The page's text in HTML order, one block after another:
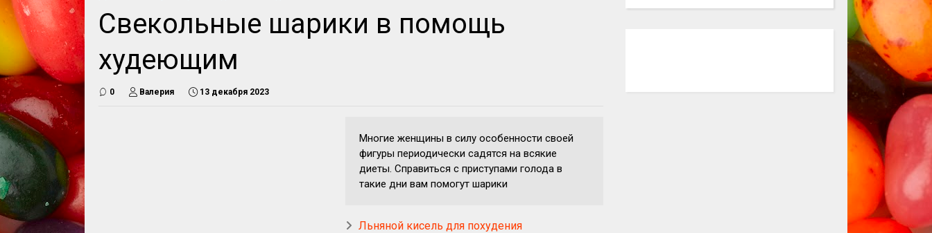
Свекольные шарики в помощь
худеющим
0 Валерия 13 декабря 2023
Многие женщины в силу особенности своей
фигуры периодически садятся на всякие
диеты. Справиться с приступами голода в
такие дни вам помогут шарики
Льняной кисель для похудения